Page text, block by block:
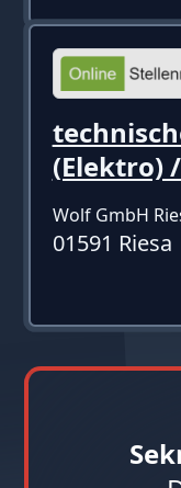
(Elektro)
Wolf GmbH
01591 Riesa